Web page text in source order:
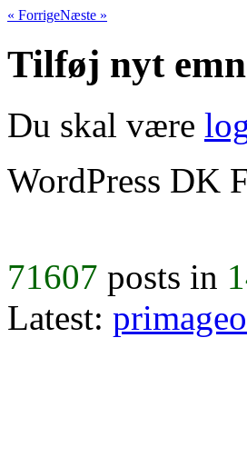
« ForrigeNæste »
Tilføj nyt
Du skal være
WordPress DK
71607 posts in
Latest: